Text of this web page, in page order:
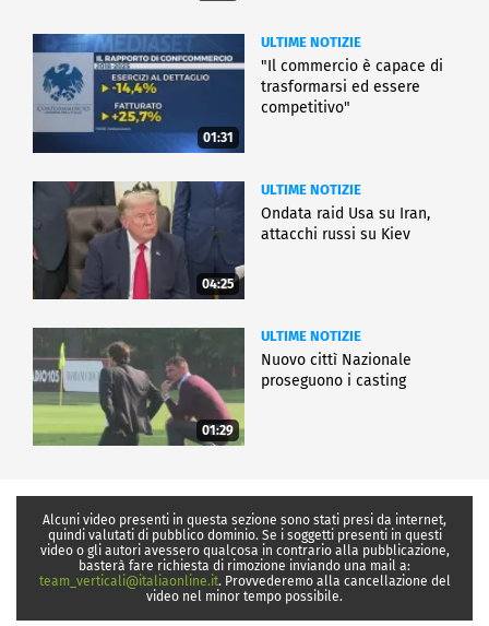
01:31
ULTIME NOTIZIE
"Il commercio è capace di
trasformarsi ed essere
competitivo"
04:25
ULTIME NOTIZIE
Ondata raid Usa su Iran,
attacchi russi su Kiev
01:29
ULTIME NOTIZIE
Nuovo cittì Nazionale
proseguono i casting
Alcuni video presenti in questa sezione sono stati presi da internet,
quindi valutati di pubblico dominio. Se i soggetti presenti in questi
video o gli autori avessero qualcosa in contrario alla pubblicazione,
basterà fare richiesta di rimozione inviando una mail a:
team_verticali@italiaonline.it. Provvederemo alla cancellazione del
video nel minor tempo possibile.